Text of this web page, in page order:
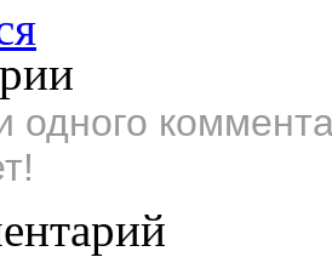
одного